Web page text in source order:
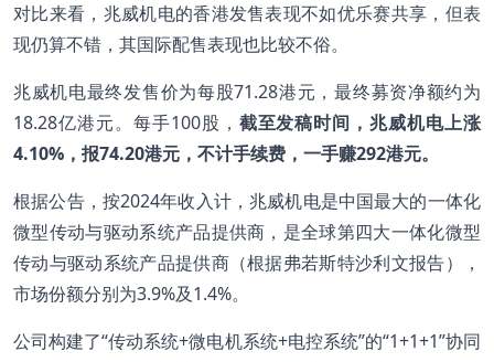
对比来看，兆威机电的香港发售表现不如优乐赛共享，但表
现仍算不错，其国际配售表现也比较不俗。
兆威机电最终发售价为每股71.28港元，最终募资净额约为
18.28亿港元。每手100股， 截至发稿时间，兆威机电上涨
4.10% ，报74.20港元，不计手续费，一手赚292港元。
根据公告，按2024年收入计，兆威机电是中国最大的一体化
微型传动与驱动系统产品提供商，是全球第四大一体化微型
传动与驱动系统产品提供商（根据弗若斯特沙利文报告），
市场份额分别为3.9%及1.4%。
公司构建了“传动系统+微电机系统+电控系统”的“1+1+1”协同